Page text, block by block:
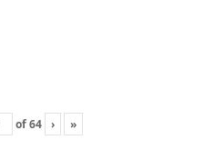
of64 › »